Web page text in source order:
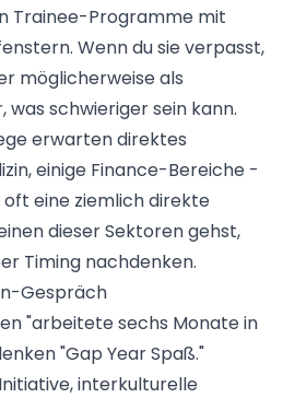
Trainee-Programme mit
Wenn du sie verpasst,
möglicherweise als
schwieriger sein kann.
erwarten direktes
einige Finance-Bereiche -
eine ziemlich direkte
dieser Sektoren gehst,
Timing nachdenken.
Gespräch
"arbeitete sechs Monate in
"Gap Year Spaß."
interkulturelle